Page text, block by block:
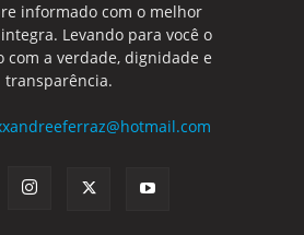
informado com o melhor
Levando para você o
com a verdade, dignidade e
transparência.